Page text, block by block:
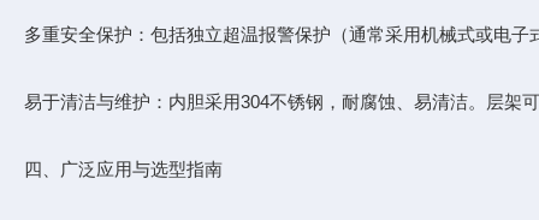
多重安全保护：包括独立超温报警保护（通常采用机械式或电
易于清洁与维护：内胆采用304不锈钢，耐腐蚀、易清洁。层架
四、广泛应用与选型指南